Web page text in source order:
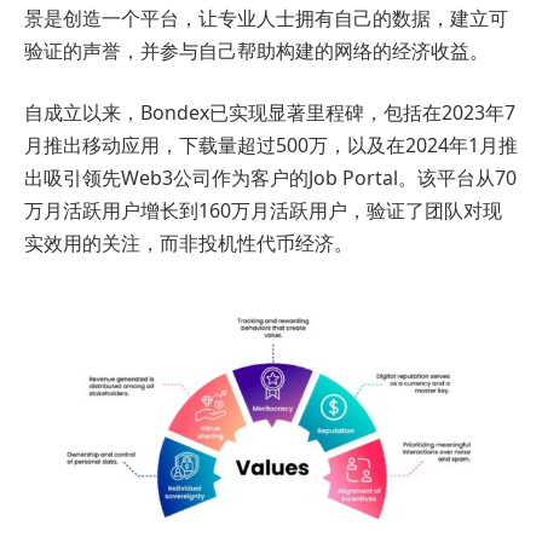
景是创造一个平台，让专业人士拥有自己的数据，建立可
验证的声誉，并参与自己帮助构建的网络的经济收益。
自成立以来，Bondex已实现显著里程碑，包括在2023年7
月推出移动应用，下载量超过500万，以及在2024年1月推
出吸引领先Web3公司作为客户的Job Portal。该平台从70
万月活跃用户增长到160万月活跃用户，验证了团队对现
实效用的关注，而非投机性代币经济。